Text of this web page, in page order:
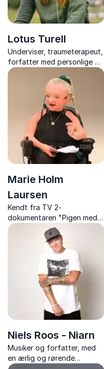
Lotus Turell
Underviser, traumeterapeut,
forfatter med personlige og
faglige oplæg om at bryde
mønstre, styrke børn og
skabe varig forandring
Marie Holm
Laursen
Kendt fra TV 2-
dokumentaren "Pigen med
knogler af glas" med et
rørende og humoristisk
foredrag om livsglæde
Niels Roos - Niarn
Musiker og forfatter, med
en ærlig og rørende